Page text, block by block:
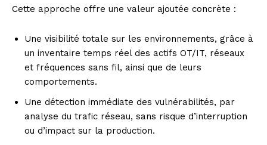
Cette approche offre une valeur ajoutée concrète :
Une visibilité totale sur les environnements, grâce à
un inventaire temps réel des actifs OT/IT, réseaux
et fréquences sans fil, ainsi que de leurs
comportements.
Une détection immédiate des vulnérabilités, par
analyse du trafic réseau, sans risque d’interruption
ou d’impact sur la production.